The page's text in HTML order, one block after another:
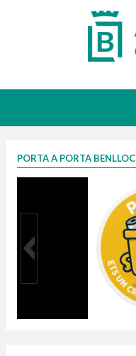
PORTA A PORTA BENLLOC